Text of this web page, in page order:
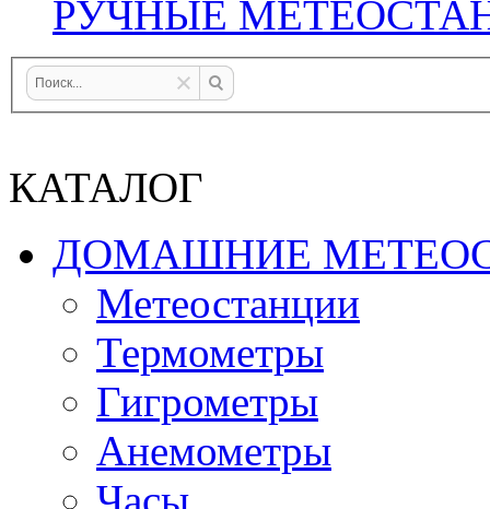
РУЧНЫЕ
КАТАЛОГ
ДОМАШНИЕ
Метеостанции
Термометры
Гигрометры
Анемометры
Часы